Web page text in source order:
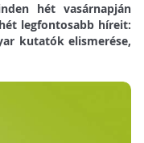
hét vasárnapján
legfontosabb híreit:
kutatók elismerése,